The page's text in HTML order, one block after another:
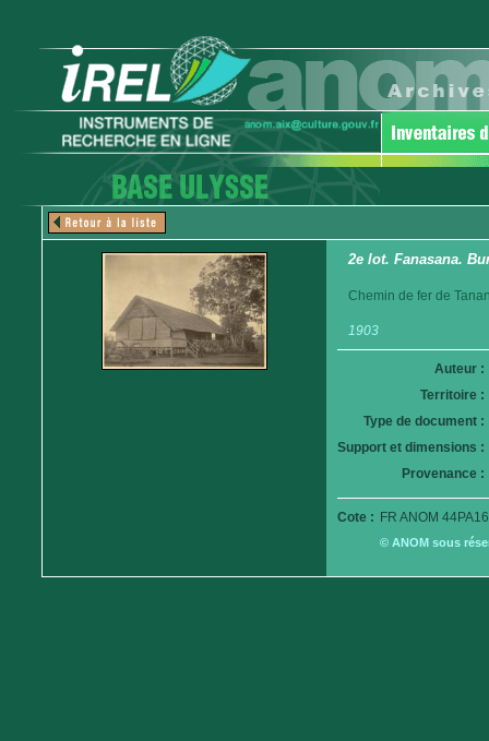
2e lot. Fanasana.
Chemin de fer de
1903
Auteur :
Territoire :
Type de document :
Support et dimensions :
Provenance :
Cote : FR ANOM
© ANOM sous